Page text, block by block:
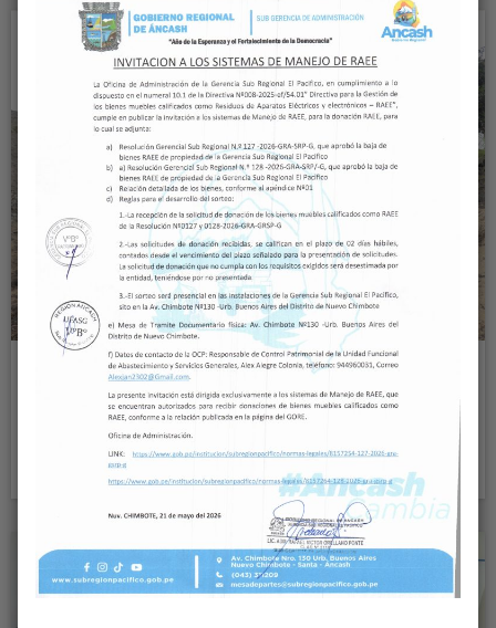
Histórica modernización del canal
Leoncio Pérez en Chimbote: Gerencia
Subregional El Pacífico entrega terreno
para su construcción
Read More